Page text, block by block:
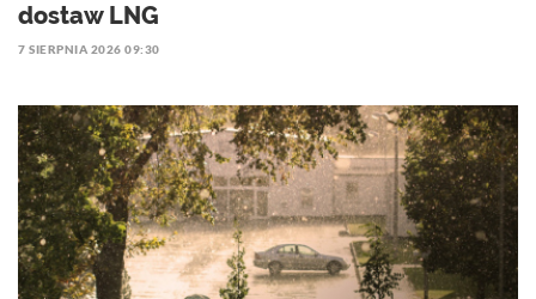
dostaw LNG
7 SIERPNIA 2026 09:30